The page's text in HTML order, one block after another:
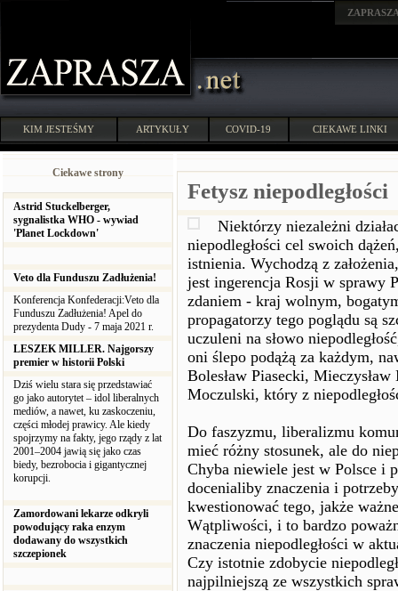
KIM JESTEŚMY ARTYKUŁY COVID-19 CIEKAWE LINKI
Ciekawe strony
Astrid Stuckelberger,
sygnalistka WHO - wywiad
'Planet Lockdown'
Veto dla Funduszu Zadłużenia!
Konferencja Konfederacji:Veto dla
Funduszu Zadłużenia! Apel do
prezydenta Dudy - 7 maja 2021 r.
LESZEK MILLER. Najgorszy
premier w historii Polski
Dziś wielu stara się przedstawiać
go jako autorytet – idol liberalnych
mediów, a nawet, ku zaskoczeniu,
części młodej prawicy. Ale kiedy
spojrzymy na fakty, jego rządy z lat
2001–2004 jawią się jako czas
biedy, bezrobocia i gigantycznej
korupcji.
Zamordowani lekarze odkryli
powodujący raka enzym
dodawany do wszystkich
szczepionek
Fetysz niepodległości
Niektórzy niezależni
niepodległości cel swoich
istnienia. Wychodzą z
jest ingerencja Rosji w sprawy
zdaniem - kraj wolnym,
propagatorzy tego poglądu są
uczuleni na słowo
oni ślepo podążą za każdym,
Bolesław Piasecki,
Moczulski, który z
Do faszyzmu, liberalizmu
mieć różny stosunek, ale do
Chyba niewiele jest w Polsce i
docenialiby znaczenia i
kwestionować tego, jakże
Wątpliwości, i to bardzo
znaczenia niepodległości w
Czy istotnie zdobycie
najpilniejszą ze wszystkich